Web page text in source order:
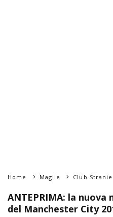
Home Maglie Club
ANTEPRIMA: la
del Manchester City